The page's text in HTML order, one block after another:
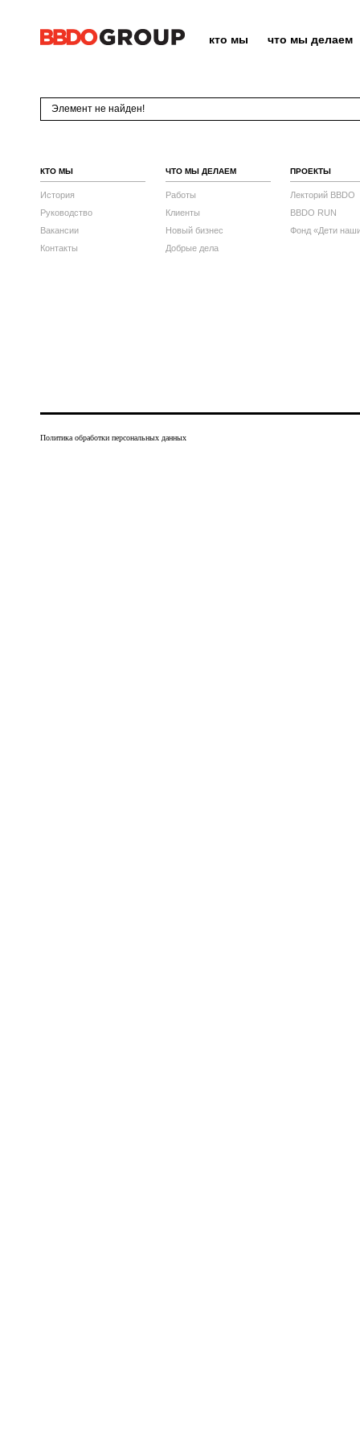
кто мы что мы делаем
Элемент не найден!
КТО МЫ
История
Руководство
Вакансии
Контакты
ЧТО МЫ ДЕЛАЕМ
Работы
Клиенты
Новый бизнес
Добрые дела
ПРОЕКТЫ
Лекторий BBDO
BBDO RUN
Фонд «Дети
Политика обработки персональных данных